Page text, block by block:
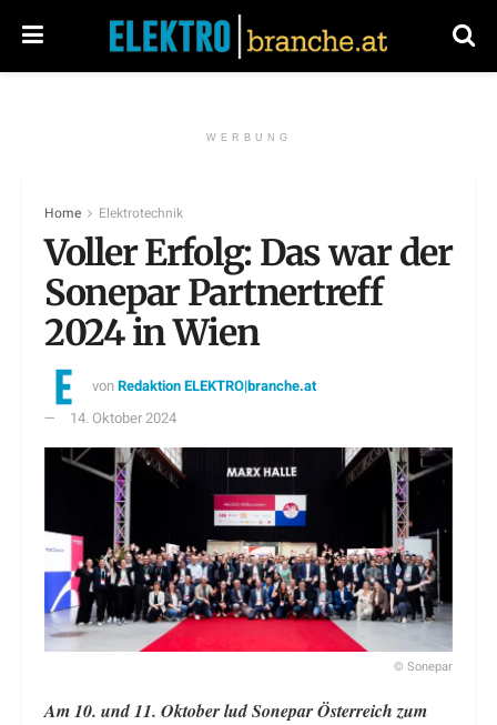
WERBUNG
Home Elektrotechnik
Voller Erfolg: Das war der
Sonepar Partnertreff
2024 in Wien
vonRedaktion ELEKTRO|branche.at
14. Oktober 2024
© Sonepar
Am 10. und 11. Oktober lud Sonepar Österreich zum